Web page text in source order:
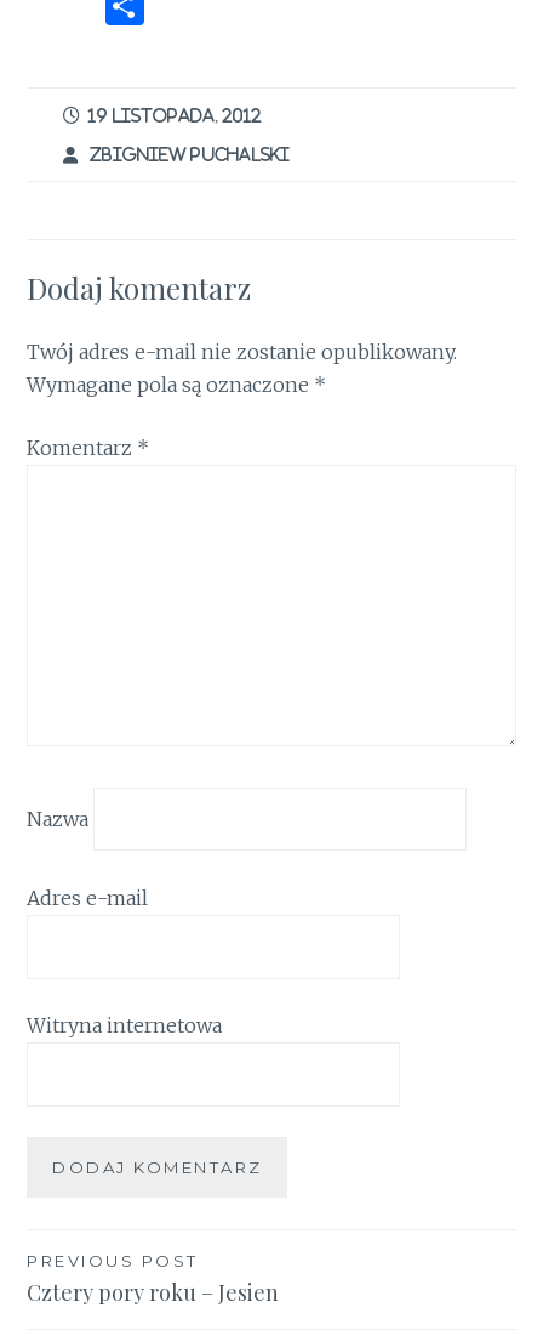
ce
o
o
r
st
e
19 LISTOPADA, 2012
ZBIGNIEW PUCHALSKI
Dodaj komentarz
Twój adres e-mail nie zostanie opublikowany.
Wymagane pola są oznaczone *
Komentarz *
Nazwa
Adres e-mail
Witryna internetowa
Nawigacja
wpisu
PREVIOUS POST
Cztery pory roku – Jesien